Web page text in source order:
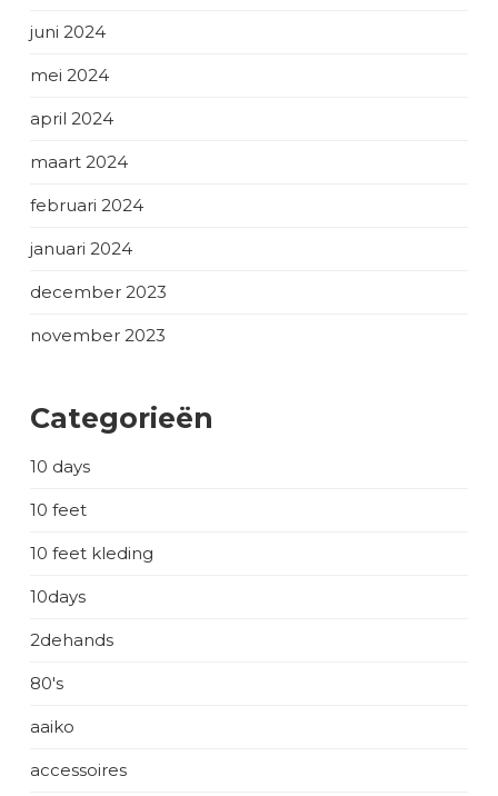
juni 2024
mei 2024
april 2024
maart 2024
februari 2024
januari 2024
december 2023
november 2023
Categorieën
10 days
10 feet
10 feet kleding
10days
2dehands
80's
aaiko
accessoires